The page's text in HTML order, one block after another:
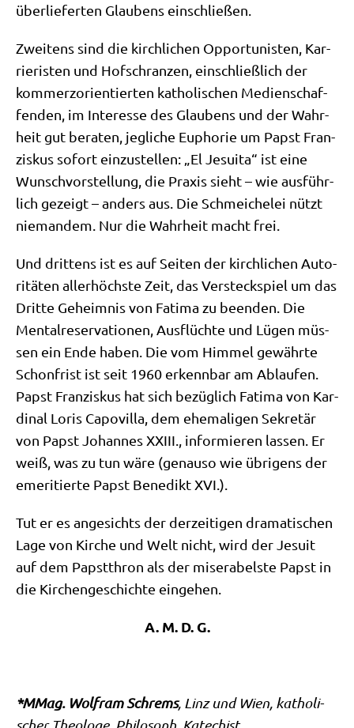
über­lie­fer­ten Glau­bens einschließen.
Zwei­tens sind die kirch­li­chen Oppor­tu­ni­sten, Kar­
rie­ri­sten und Hof­schran­zen, ein­schließ­lich der
kom­mer­z­ori­en­tier­ten katho­li­schen Medi­en­schaf­
fen­den, im Inter­es­se des Glau­bens und der Wahr­
heit gut bera­ten, jeg­li­che Eupho­rie um Papst Fran­
zis­kus sofort ein­zu­stel­len: „El Jesui­ta“ ist eine
Wunsch­vor­stel­lung, die Pra­xis sieht – wie aus­führ­
lich gezeigt – anders aus. Die Schmei­che­lei nützt
nie­man­dem. Nur die Wahr­heit macht frei.
Und drit­tens ist es auf Sei­ten der kirch­li­chen Auto­
ri­tä­ten aller­höch­ste Zeit, das Ver­steck­spiel um das
Drit­te Geheim­nis von Fati­ma zu been­den. Die
Men­tal­re­ser­va­tio­nen, Aus­flüch­te und Lügen müs­
sen ein Ende haben. Die vom Him­mel gewähr­te
Schon­frist ist seit 1960 erkenn­bar am Ablau­fen.
Papst Fran­zis­kus hat sich bezüg­lich Fati­ma von Kar­
di­nal Loris Capo­vil­la, dem ehe­ma­li­gen Sekre­tär
von Papst Johan­nes XXIII., infor­mie­ren las­sen. Er
weiß, was zu tun wäre (genau­so wie übri­gens der
eme­ri­tier­te Papst Bene­dikt XVI.).
Tut er es ange­sichts der der­zei­ti­gen dra­ma­ti­schen
Lage von Kir­che und Welt nicht, wird der Jesu­it
auf dem Papst­thron als der mise­ra­bel­ste Papst in
die Kir­chen­ge­schich­te eingehen.
A. M. D. G.
*MMag. Wolf­ram Schrems, Linz und Wien, katho­li­
scher Theo­lo­ge, Phi­lo­soph, Katechist